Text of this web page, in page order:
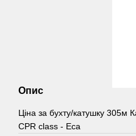
Опис
Ціна за бухту/катушку 305м
CPR class - Eca